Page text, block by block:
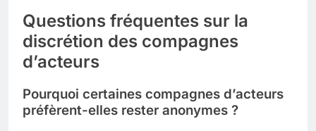
Questions fréquentes sur la
discrétion des compagnes
d’acteurs
Pourquoi certaines compagnes d’acteurs
préfèrent-elles rester anonymes ?